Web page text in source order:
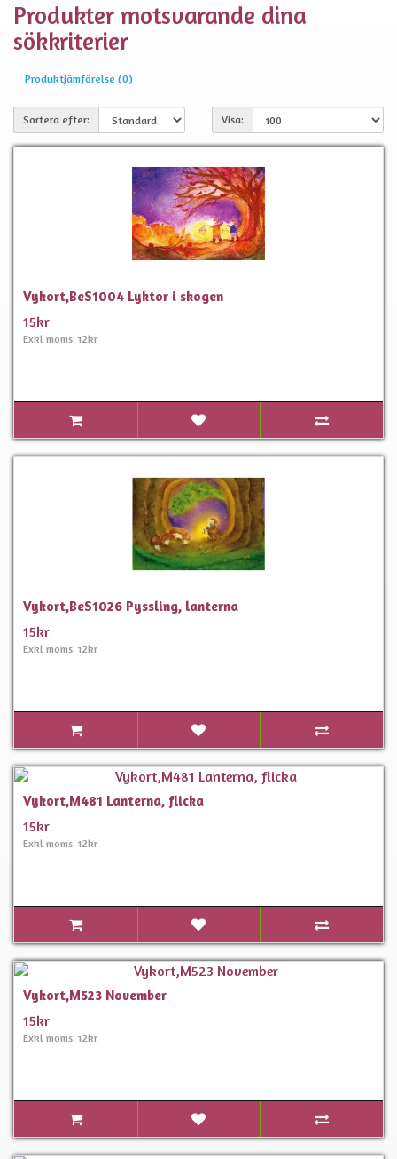
Produkter motsvarande dina
sökkriterier
Produktjämförelse (0)
Sortera efter: Visa:
Vykort,BeS1004 Lyktor i skogen
15kr
Exkl moms: 12kr
Vykort,BeS1026 Pyssling, lanterna
15kr
Exkl moms: 12kr
Vykort,M481 Lanterna, flicka
15kr
Exkl moms: 12kr
Vykort,M523 November
15kr
Exkl moms: 12kr